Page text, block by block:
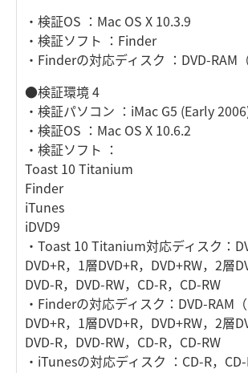
・検証OS ：Mac OS X 10.3.9
・検証ソフト ：Finder
・Finderの対応ディスク ：DVD-RAM（
●検証環境 4
・検証パソコン ：iMac G5 (Early
・検証OS ：Mac OS X 10.6.2
・検証ソフト ：
Toast 10 Titanium
Finder
iTunes
iDVD9
・Toast 10 Titanium対応ディスク：
DVD+R，1層DVD+R，DVD+RW，2層
DVD-R，DVD-RW，CD-R，CD-RW
・Finderの対応ディスク：DVD-RAM
DVD+R，1層DVD+R，DVD+RW，2層
DVD-R，DVD-RW，CD-R，CD-RW
・iTunesの対応ディスク ：CD-R，